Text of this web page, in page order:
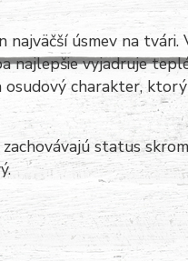
úsmev na tvári.
najlepšie vyjadruje
osudový charakter,
status